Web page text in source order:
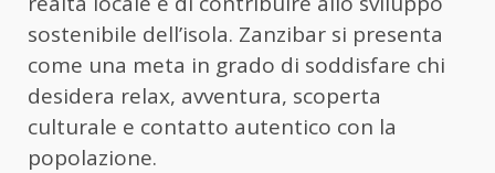
sostenibile dell’isola. Zanzibar si presenta
come una meta in grado di soddisfare chi
desidera relax, avventura, scoperta
culturale e contatto autentico con la
popolazione.